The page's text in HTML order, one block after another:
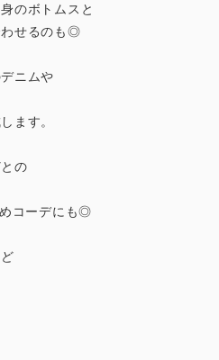
のボトムスと
わせるのも◎
ニムや
ます。
の
コーデにも◎